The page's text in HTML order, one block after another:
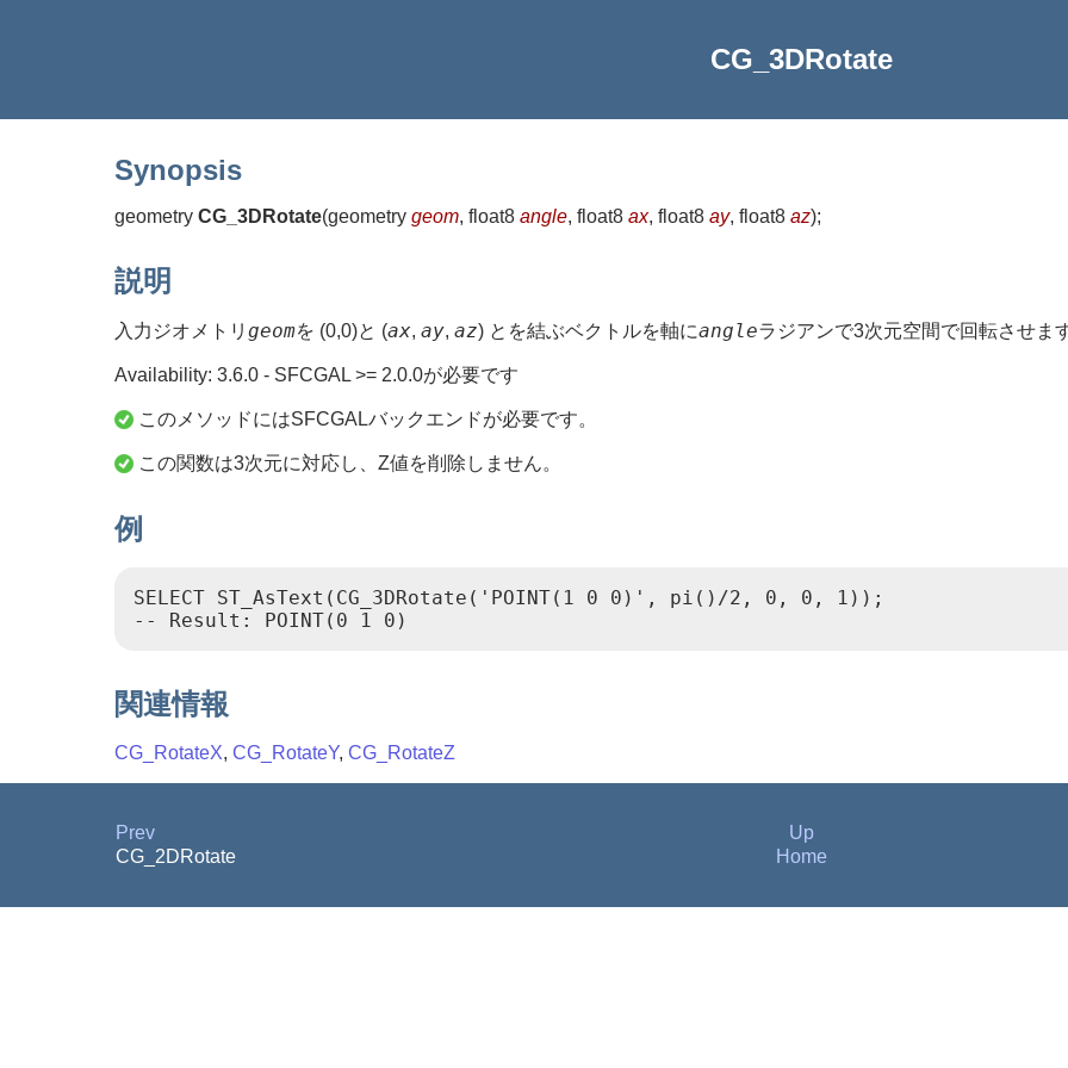
CG_3DRotate
Synopsis
geometry CG_3DRotate(geometry geom, float8 angle, float8 ax, float8 ay, float8 az);
説明
入力ジオメトリ geomを (0,0)と (ax, ay, az) とを結ぶベクトルを軸にangleラジアンで3次元空間で回転させま
Availability: 3.6.0 - SFCGAL >= 2.0.0が必要です
このメソッドにはSFCGALバックエンドが必要です。
この関数は3次元に対応し、Z値を削除しません。
例
SELECT ST_AsText(CG_3DRotate('POINT(1 0 0)', pi()/2, 0, 0, 1));
-- Result: POINT(0 1 0)
関連情報
CG_RotateX, CG_RotateY, CG_RotateZ
Prev
Up
CG_2DRotate
Home